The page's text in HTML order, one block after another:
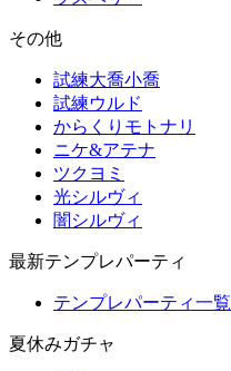
その他
試練大喬小喬
試練ウルド
からくりモトナリ
ニケ&アテナ
ツクヨミ
光シルヴィ
闇シルヴィ
最新テンプレパーティ
テンプレパーティ一覧
夏休みガチャ